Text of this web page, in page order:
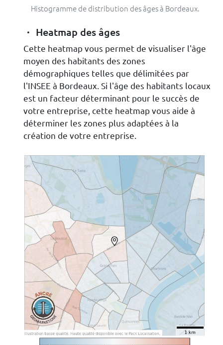
Histogramme de distribution des âges à Bordeaux.
Heatmap des âges
Cette heatmap vous permet de visualiser l'âge
moyen des habitants des zones
démographiques telles que délimitées par
l'INSEE à Bordeaux. Si l'âge des habitants locaux
est un facteur déterminant pour le succès de
votre entreprise, cette heatmap vous aide à
déterminer les zones plus adaptées à la
création de votre entreprise.